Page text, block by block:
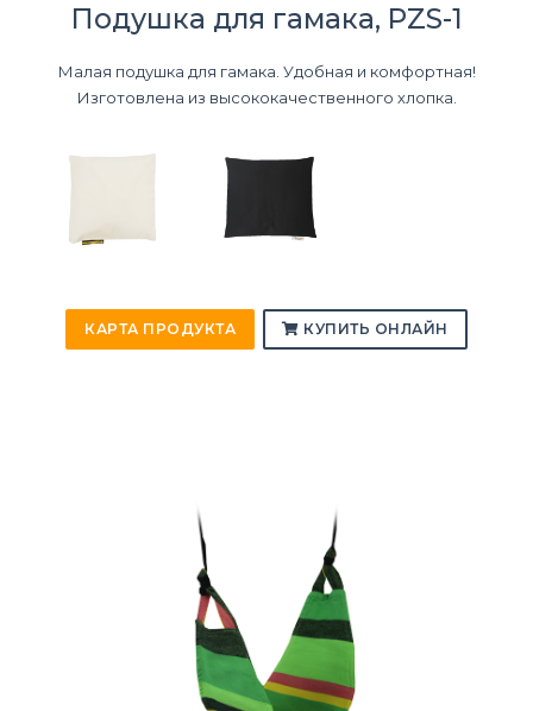
Подушка для гамака, PZS-1
Малая подушка для гамака. Удобная и комфортная!
Изготовлена из высококачественного хлопка.
КАРТА ПРОДУКТА КУПИТЬ ОНЛАЙН